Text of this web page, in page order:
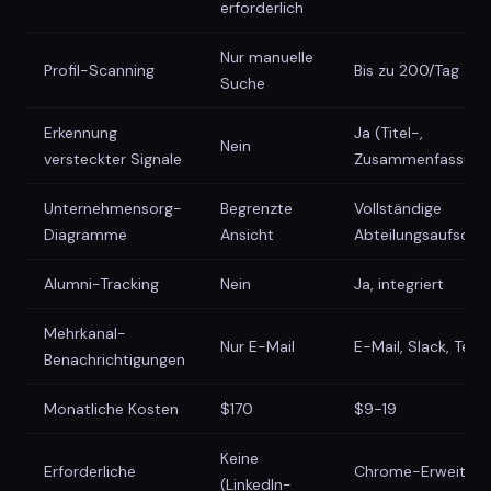
erforderlich
Profil-Scanning
Nur manuelle
Suche
Bis zu 200/Tag
Erkennung
versteckter Signale
Nein
Ja (Titel-,
Unternehmensorg-
Diagramme
Begrenzte
Ansicht
Vollständige
Alumni-Tracking Nein Ja, integriert
Mehrkanal-
Benachrichtigungen
Nur E-Mail E-Mail, Slack,
Monatliche Kosten $170 $9-19
Erforderliche
Keine
(LinkedIn-
Chrome-